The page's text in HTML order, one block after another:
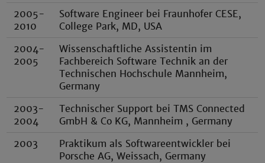
2005-
2010
Software Engineer bei Fraunhofer CESE,
College Park, MD, USA
2004-
2005
Wissenschaftliche Assistentin im
Fachbereich Software Technik an der
Technischen Hochschule Mannheim,
Germany
2003-
2004
Technischer Support bei TMS Connected
GmbH & Co KG, Mannheim , Germany
2003
Praktikum als Softwareentwickler bei
Porsche AG, Weissach, Germany